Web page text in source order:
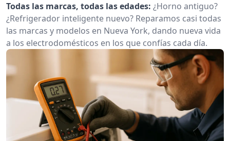
Todas las marcas, todas las edades: ¿Horno antiguo?
¿Refrigerador inteligente nuevo? Reparamos casi todas
las marcas y modelos en Nueva York, dando nueva vida
a los electrodomésticos en los que confías cada día.